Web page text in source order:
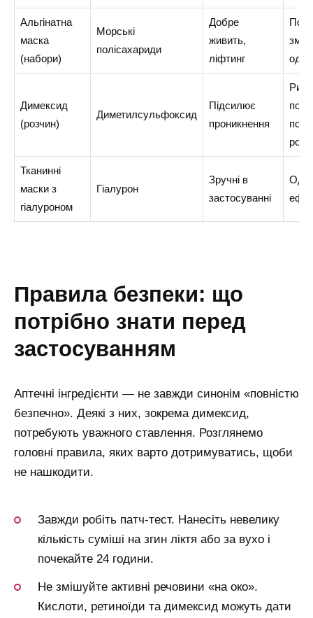
Альгінатна
маска
(набори)
Морські
полісахариди
Добре
живить,
ліфтинг
Димексид
(розчин)
Диметилсульфоксид
Підсилює
проникнення
Тканинні
маски з
гіалуроном
Гіалурон
Зручні в
застосуванні
правила безпеки: що
потрібно знати перед
застосуванням
Аптечні інгредієнти — не завжди синонім «повністю
безпечно». Деякі з них, зокрема димексид,
потребують уважного ставлення. Розглянемо
головні правила, яких варто дотримуватись, щоби
не нашкодити.
Завжди робіть патч-тест. Нанесіть невелику
кількість суміші на згин ліктя або за вухо і
почекайте 24 години.
Не змішуйте активні речовини «на око».
Кислоти, ретиноїди та димексид можуть дати